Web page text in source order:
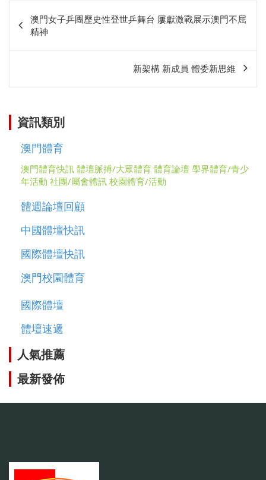
章
相
澳門女子乒團歷史性登世乒舞台 屢獻激戰展示澳門不屈
精神
新架構 新成員 體委新思維
資訊類別
澳門體育
澳門體育快訊 體壇脈搏/大眾體育 體育論壇 學界體育/青少
年活動 社團/屬會體訊 校園體育/活動
體週論壇回顧
中國體壇快訊
國際體壇快訊
澳門校園體育
國際體壇
體壇速遞
人氣推薦
最新發佈